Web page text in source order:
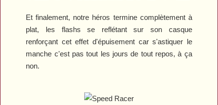
Et finalement, notre héros termine complètement à
plat, les flashs se reflétant sur son casque
renforçant cet effet d'épuisement car s'astiquer le
manche c'est pas tout les jours de tout repos, à ça
non.